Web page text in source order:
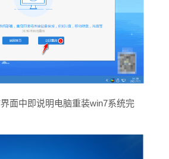
面中即说明电脑重装win7系统完